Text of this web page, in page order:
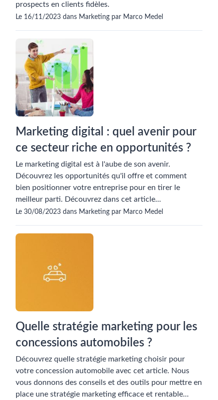
prospects en clients fidèles.
Le 16/11/2023 dans Marketing par Marco Medel
Marketing digital : quel avenir pour
ce secteur riche en opportunités ?
Le marketing digital est à l'aube de son avenir.
Découvrez les opportunités qu'il offre et comment
bien positionner votre entreprise pour en tirer le
meilleur parti. Découvrez dans cet article...
Le 30/08/2023 dans Marketing par Marco Medel
Quelle stratégie marketing pour les
concessions automobiles ?
Découvrez quelle stratégie marketing choisir pour
votre concession automobile avec cet article. Nous
vous donnons des conseils et des outils pour mettre en
place une stratégie marketing efficace et rentable...